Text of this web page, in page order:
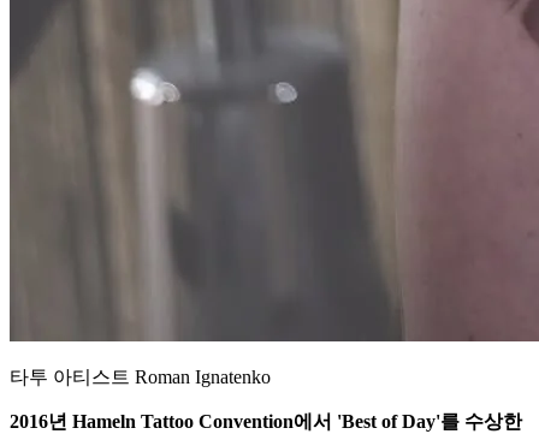
타투 아티스트 Roman Ignatenko
2016년 Hameln Tattoo Convention에서 'Best of Day'를 수상한